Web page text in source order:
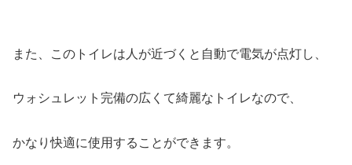
また、このトイレは人が近づくと自動で電気が点灯し、
ウォシュレット完備の広くて綺麗なトイレなので、
かなり快適に使用することができます。